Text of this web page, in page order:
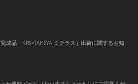
完成品 KRS×TAKEYA ミクラス」出荷に関するお知